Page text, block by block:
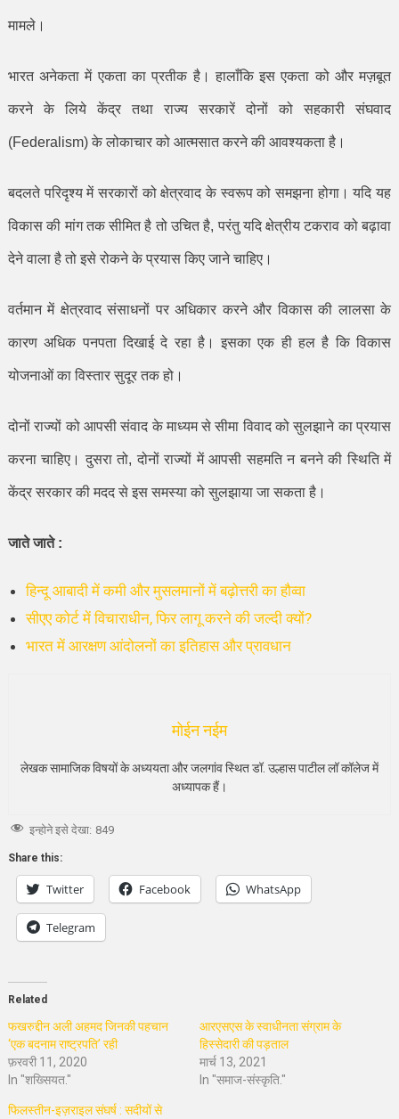
मामले।
भारत अनेकता में एकता का प्रतीक है। हालाँकि इस एकता को और मज़बूत
करने के लिये केंद्र तथा राज्य सरकारें दोनों को सहकारी संघवाद
(Federalism)के लोकाचार को आत्मसात करने की आवश्यकता है।
बदलते परिदृश्य में सरकारों को क्षेत्रवाद के स्वरूप को समझना होगा। यदि यह
विकास की मांग तक सीमित है तो उचित है,परंतु यदि क्षेत्रीय टकराव को बढ़ावा
देने वाला है तो इसे रोकने के प्रयास किए जाने चाहिए।
वर्तमान में क्षेत्रवाद संसाधनों पर अधिकार करने और विकास की लालसा के
कारण अधिक पनपता दिखाई दे रहा है। इसका एक ही हल है कि विकास
योजनाओं का विस्तार सुदूर तक हो।
दोनों राज्यों को आपसी संवाद के माध्यम से सीमा विवाद को सुलझाने का प्रयास
करना चाहिए। दुसरा तो, दोनों राज्यों में आपसी सहमति न बनने की स्थिति में
केंद्र सरकार की मदद से इस समस्या को सुलझाया जा सकता है।
जाते जाते :
हिन्दू आबादी में कमी और मुसलमानों में बढ़ोत्तरी का हौव्वा
सीएए कोर्ट में विचाराधीन, फिर लागू करने की जल्दी क्यों?
भारत में आरक्षण आंदोलनों का इतिहास और प्रावधान
मोईन नईम
लेखक सामाजिक विषयों के अध्ययता और जलगांव स्थित डॉ. उल्हास पाटील लॉ कॉलेज में
अध्यापक हैं।
इन्होने इसे देखा: 849
Share this:
Twitter Facebook WhatsApp
Telegram
Related
फखरुद्दीन अली अहमद जिनकी पहचान
‘एक बदनाम राष्ट्रपति’ रही
फ़रवरी 11, 2020
In "शख्सियत."
आरएसएस के स्वाधीनता संग्राम के
हिस्सेदारी की पड़ताल
मार्च 13, 2021
In "समाज-संस्कृति."
फिलस्तीन-इज़राइल संघर्ष : सदीयों से